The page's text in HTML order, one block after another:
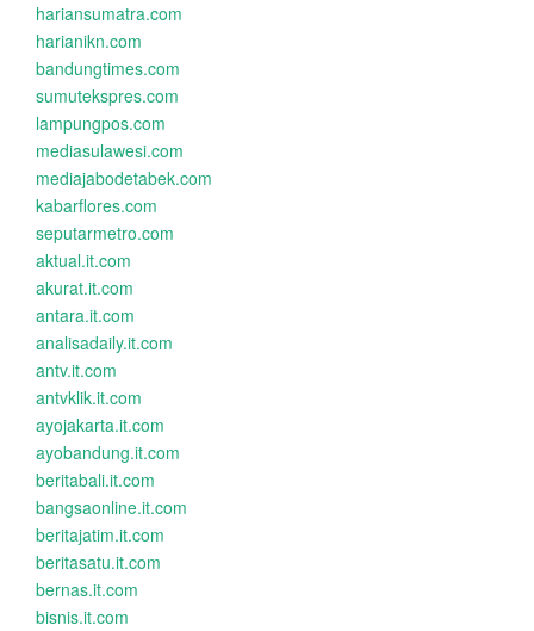
hariansumatra.com
harianikn.com
bandungtimes.com
sumutekspres.com
lampungpos.com
mediasulawesi.com
mediajabodetabek.com
kabarflores.com
seputarmetro.com
aktual.it.com
akurat.it.com
antara.it.com
analisadaily.it.com
antv.it.com
antvklik.it.com
ayojakarta.it.com
ayobandung.it.com
beritabali.it.com
bangsaonline.it.com
beritajatim.it.com
beritasatu.it.com
bernas.it.com
bisnis.it.com